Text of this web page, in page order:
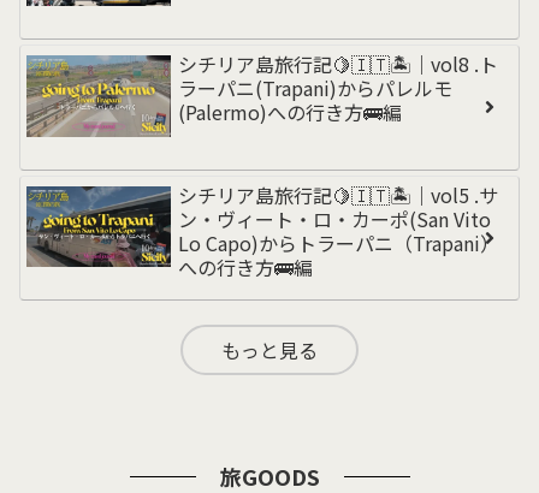
シチリア島旅行記🍋🇮🇹🏝️｜vol8 .ト
ラーパニ(Trapani)からパレルモ
(Palermo)への行き方🚌編
シチリア島旅行記🍋🇮🇹🏝️｜vol5 .サ
ン・ヴィート・ロ・カーポ(San Vito
Lo Capo)からトラーパニ（Trapani）
への行き方🚌編
もっと見る
旅GOODS